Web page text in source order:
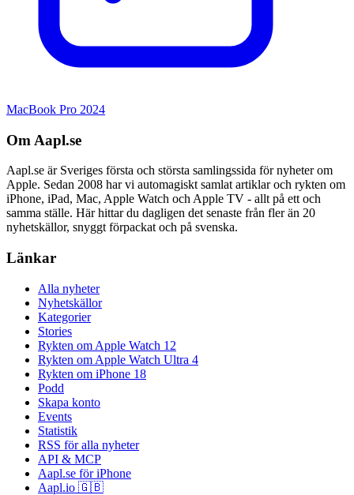
MacBook Pro 2024
Om Aapl.se
Aapl.se är Sveriges första och största samlingssida för nyheter om
Apple. Sedan 2008 har vi automagiskt samlat artiklar och rykten om
iPhone, iPad, Mac, Apple Watch och Apple TV - allt på ett och
samma ställe. Här hittar du dagligen det senaste från fler än 20
nyhetskällor, snyggt förpackat och på svenska.
Länkar
Alla nyheter
Nyhetskällor
Kategorier
Stories
Rykten om Apple Watch 12
Rykten om Apple Watch Ultra 4
Rykten om iPhone 18
Podd
Skapa konto
Events
Statistik
RSS för alla nyheter
API & MCP
Aapl.se för iPhone
Aapl.io 🇬🇧